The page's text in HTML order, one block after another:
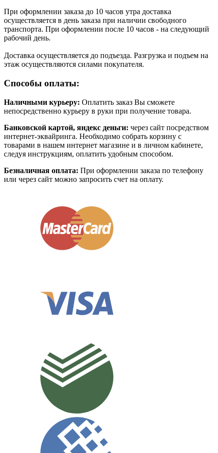
При оформлении заказа до 10 часов утра доставка
осуществляется в день заказа при наличии свободного
транспорта. При оформлении после 10 часов - на следующий
рабочий день.
Доставка осуществляется до подъезда. Разгрузка и подъем на
этаж осуществляются силами покупателя.
Способы оплаты:
Наличными курьеру: Оплатить заказ Вы сможете
непосредственно курьеру в руки при получение товара.
Банковской картой, яндекс деньги: через сайт посредством
интернет-эквайринга. Необходимо собрать корзину с
товарами в нашем интернет магазине и в личном кабинете,
следуя инструкциям, оплатить удобным способом.
Безналичная оплата: При оформлении заказа по телефону
или через сайт можно запросить счет на оплату.